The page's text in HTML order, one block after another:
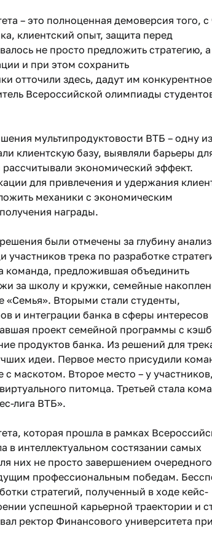
– это полноценная демоверсия того, с
клиентский опыт, защита перед
не просто предложить стратегию, а
и при этом сохранить
отточили здесь, дадут им конкурентное
Всероссийской олимпиады
мультипродуктовости ВТБ – одну из
клиентскую базу, выявляли барьеры
экономический эффект.
для привлечения и удержания
механики с экономическим
награды.
были отмечены за глубину
трека по разработке
команда, предложившая объединить
за школу и кружки, семейные
«Семья». Вторыми стали студенты,
и интеграции банка в сферы интересов
проект семейной программы с
продуктов банка. Из решений для
идеи. Первое место присудили
маскотом. Второе место – у участников,
питомца. Третьей стала
лига ВТБ».
которая прошла в рамках
в интеллектуальном состязании самых
них не просто завершением
профессиональным победам.
стратегий, полученный в ходе кейс-
успешной карьерной траектории и
ректор Финансового университета при